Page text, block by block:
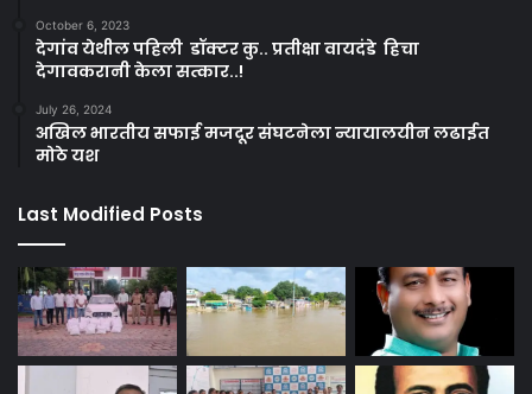
October 6, 2023
देगांव येथील पहिली डॉक्टर कु.. प्रतीक्षा वायदंडे हिचा
देगावकरानी केला सत्कार..!
July 26, 2024
अखिल भारतीय सफाई मजदूर संघटनेला न्यायालयीन लढाईत
मोठे यश
Last Modified Posts